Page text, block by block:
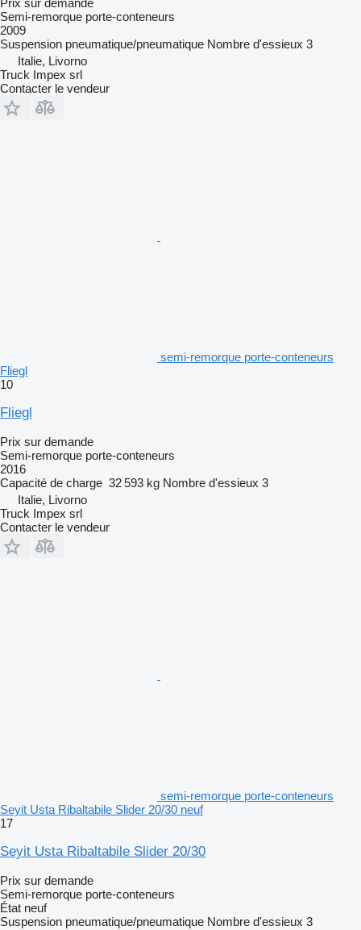
Semi-remorque porte-conteneurs
2009
Suspension pneumatique/pneumatique Nombre d'essieux 3
Italie, Livorno
Truck Impex srl
Contacter le vendeur
semi-remorque porte-conteneurs
Fliegl
10
Fliegl
Prix sur demande
Semi-remorque porte-conteneurs
2016
Capacité de charge 32 593 kg Nombre d'essieux 3
Italie, Livorno
Truck Impex srl
Contacter le vendeur
semi-remorque porte-conteneurs
Seyit Usta Ribaltabile Slider 20/30 neuf
17
Seyit Usta Ribaltabile Slider 20/30
Prix sur demande
Semi-remorque porte-conteneurs
État neuf
Suspension pneumatique/pneumatique Nombre d'essieux 3